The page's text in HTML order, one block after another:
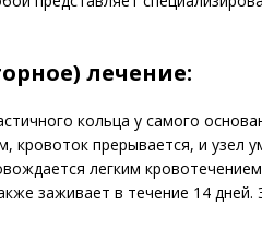
лечение:
кольца у самого
прерывается, и узел
легким
заживает в течение 14 дней.